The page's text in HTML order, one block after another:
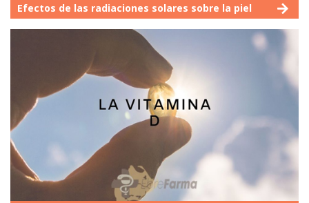
Efectos de las radiaciones solares sobre la piel